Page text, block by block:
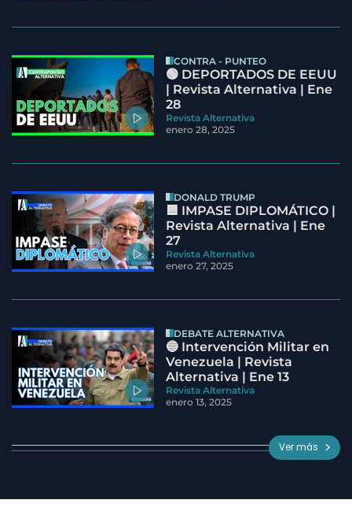
CONTRA - PUNTEO
🟢 DEPORTADOS DE EEUU
| Revista Alternativa | Ene
28
Revista Alternativa
enero 28, 2025
DONALD TRUMP
🟦 IMPASE DIPLOMÁTICO |
Revista Alternativa | Ene
27
Revista Alternativa
enero 27, 2025
DEBATE ALTERNATIVA
🔵 Intervención Militar en
Venezuela | Revista
Alternativa | Ene 13
Revista Alternativa
enero 13, 2025
Ver más